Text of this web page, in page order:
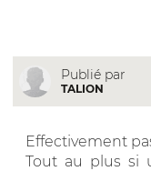
Publié par
TALION
Effectivement
Tout au plus si